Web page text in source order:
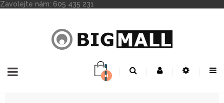
Zavolejte nám: 605 435 231
0